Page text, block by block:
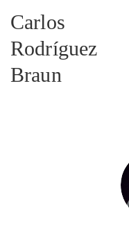
Carlos
Rodríguez
Braun